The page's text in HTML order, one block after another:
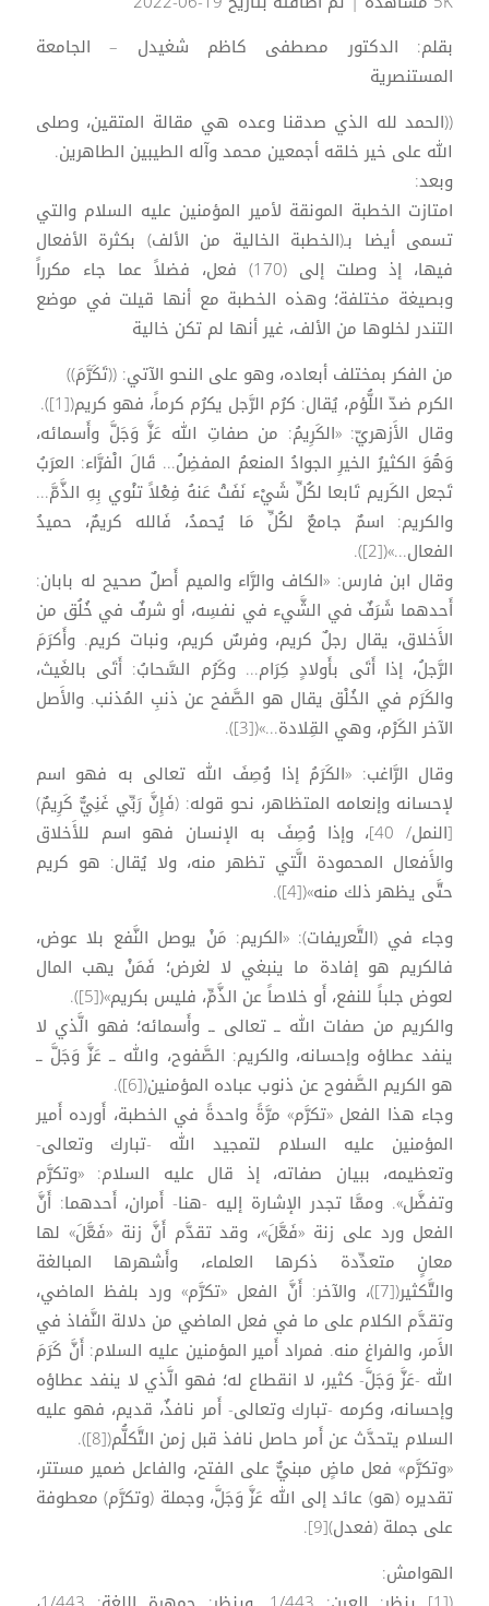
بقلم: الدكتور مصطفى كاظم شغيدل – الجامعة
المستنصرية
((الحمد لله الذي صدقنا وعده هي مقالة المتقين، وصلى
الله على خير خلقه أجمعين محمد وآله الطيبين الطاهرين.
وبعد:
امتازت الخطبة المونقة لأمير المؤمنين عليه السلام والتي
تسمى أيضا بـ(الخطبة الخالية من الألف) بكثرة الأفعال
فيها، إذ وصلت إلى (170) فعل، فضلاً عما جاء مكرراً
وبصيغة مختلفة؛ وهذه الخطبة مع أنها قيلت في موضع
التندر لخلوها من الألف، غير أنها لم تكن خالية
من الفكر بمختلف أبعاده، وهو على النحو الآتي: ((تَكَرَّمَ))
الكرم ضدّ اللُّؤم، يُقال: كرُم الرَّجل يكرُم كرماً، فهو كريم([1]).
وقال الأَزهريّ: «الكَرِيمُ: من صفاتِ الله عَزَّ وَجَلَّ وأَسمائه،
وَهُوَ الكثيرُ الخيرِ الجوادُ المنعمُ المفضِلُ... قَالَ الْفرَّاء: العرَبُ
تَجعل الكَريم تَابعا لكُلِّ شَيْء نَفَتْ عَنهُ فِعْلاً تنْوي بِهِ الذَّمَّ...
والكريم: اسمٌ جامعٌ لكُلِّ مَا يُحمدُ، فَالله كريمٌ، حميدُ
الفعال...»([2]).
وقال ابن فارس: «الكاف والرَّاء والميم أَصلٌ صحيح له بابان:
أَحدهما شَرَفٌ في الشَّيء في نفسِه، أو شرفٌ في خُلُق من
الأَخلاق، يقال رجلٌ كريم، وفرسٌ كريم، ونبات كريم. وأَكرَمَ
الرَّجلُ، إذا أَتَى بأَولادٍ كِرَام... وكَرُم السَّحابُ: أَتَى بالغَيث،
والكَرَم في الخُلْق يقال هو الصَّفح عن ذنبِ المُذنب. والأَصل
الآخر الكَرْم، وهي القِلادة...»([3]).
وقال الرَّاغب: «الكَرَمُ إذا وُصِفَ الله تعالى به فهو اسم
لإحسانه وإنعامه المتظاهر، نحو قوله: (فَإِنَّ رَبِّي غَنِيٌّ كَرِيمٌ)
[النمل/ 40]، وإذا وُصِفَ به الإنسان فهو اسم للأَخلاق
والأَفعال المحمودة الَّتي تظهر منه، ولا يُقال: هو كريم
حتَّى يظهر ذلك منه»([4]).
وجاء في (التَّعريفات): «الكريم: مَنْ يوصل النَّفع بلا عوض،
فالكريم هو إفادة ما ينبغي لا لغرض؛ فَمَنْ يهب المال
لعوض جلباً للنفع، أَو خلاصاً عن الذَّمِّ، فليس بكريم»([5]).
والكريم من صفات الله ــ تعالى ــ وأَسمائه؛ فهو الَّذي لا
ينفد عطاؤه وإحسانه، والكريم: الصَّفوح، والله ــ عَزَّ وَجَلَّ ــ
هو الكريم الصَّفوح عن ذنوب عباده المؤمنين([6]).
وجاء هذا الفعل «تكرَّم» مرَّةً واحدةً في الخطبة، أَورده أَمير
المؤمنين عليه السلام لتمجيد الله -تبارك وتعالى-
وتعظيمه، ببيان صفاته، إذ قال عليه السلام: «وتكرَّم
وتفضَّل». وممَّا تجدر الإشارة إليه -هنا- أَمران، أَحدهما: أَنَّ
الفعل ورد على زنة «فَعَّلَ»، وقد تقدَّم أَنَّ زنة «فَعَّلَ» لها
معانٍ متعدِّدة ذكرها العلماء، وأَشهرها المبالغة
والتَّكثير([7])، والآخر: أَنَّ الفعل «تكرَّم» ورد بلفظ الماضي،
وتقدَّم الكلام على ما في فعل الماضي من دلالة النَّفاذ في
الأَمر، والفراغ منه. فمراد أَمير المؤمنين عليه السلام: أَنَّ كَرَمَ
الله -عَزَّ وَجَلَّ- كثير، لا انقطاع له؛ فهو الَّذي لا ينفد عطاؤه
وإحسانه، وكرمه -تبارك وتعالى- أَمر نافذٌ، قديم، فهو عليه
السلام يتحدَّث عن أَمر حاصل نافذ قبل زمن التَّكلُّم([8]).
«وتكرَّم» فعل ماضٍ مبنيٌّ على الفتح، والفاعل ضمير مستتر،
تقديره (هو) عائد إلى الله عَزَّ وَجَلَّ، وجملة (وتكرَّم) معطوفة
على جملة (فعدل)[9].
الهوامش: